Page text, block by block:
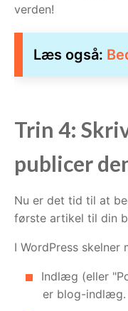
verden!
Læs også:
Trin 4:
publicer
Nu er det tid til at
første artikel til din
I WordPress
Indlæg (eller
er blog-